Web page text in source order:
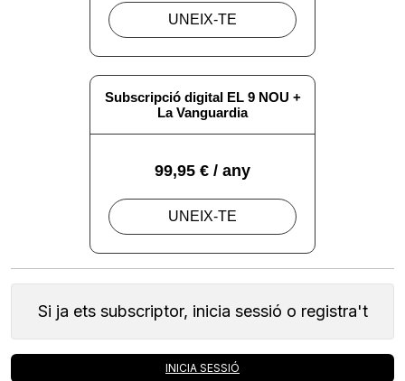
Si ja ets subscriptor, inicia sessió o registra't
INICIA SESSIÓ